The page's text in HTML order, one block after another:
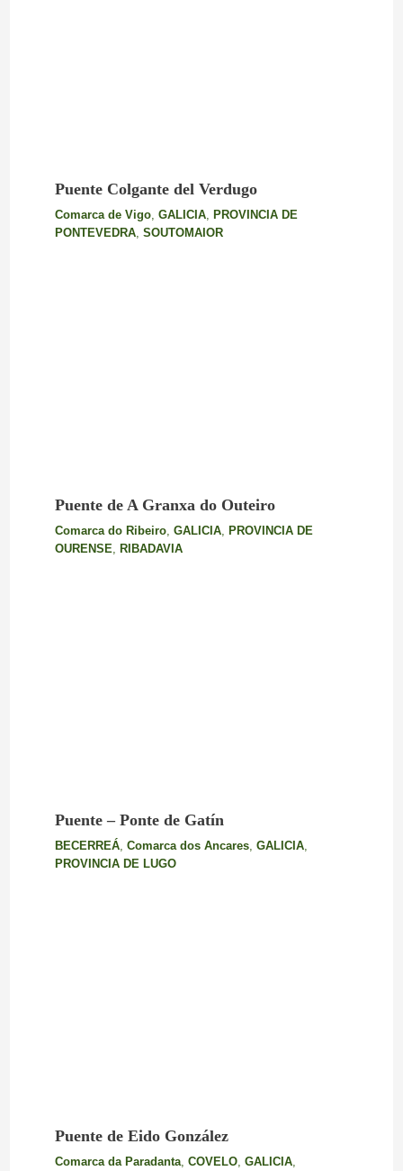
Puente Colgante del Verdugo
Comarca de Vigo, GALICIA, PROVINCIA DE
PONTEVEDRA, SOUTOMAIOR
Puente de A Granxa do Outeiro
Comarca do Ribeiro, GALICIA, PROVINCIA DE
OURENSE RIBADAVIA
Puente – Ponte de Gatín
BECERREÁ, Comarca dos Ancares, GALICIA,
PROVINCIA DE LUGO
Puente de Eido González
Comarca da Paradanta, COVELO, GALICIA,